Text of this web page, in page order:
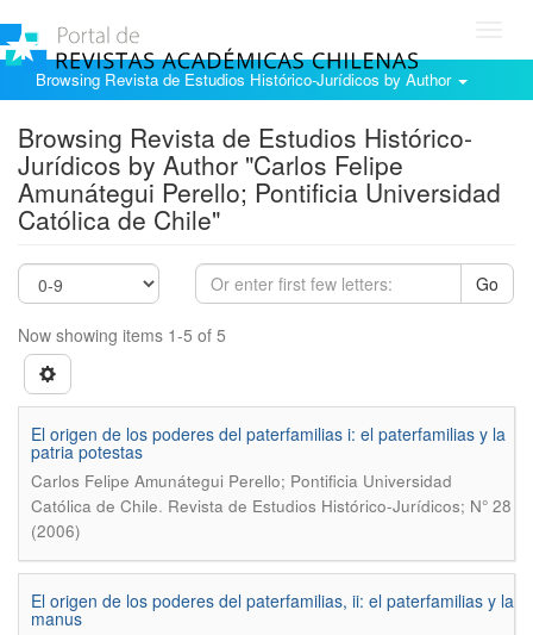
Browsing Revista de Estudios Histórico-Jurídicos by Author
Browsing Revista de Estudios Histórico-
Jurídicos by Author "Carlos Felipe
Amunátegui Perello; Pontificia Universidad
Católica de Chile"
Go
Now showing items 1-5 of 5
El origen de los poderes del paterfamilias i: el paterfamilias y la
patria potestas
Carlos Felipe Amunátegui Perello; Pontificia Universidad
Católica de Chile. Revista de Estudios Histórico-Jurídicos; N° 28
(2006)
El origen de los poderes del paterfamilias, ii: el paterfamilias y la
manus